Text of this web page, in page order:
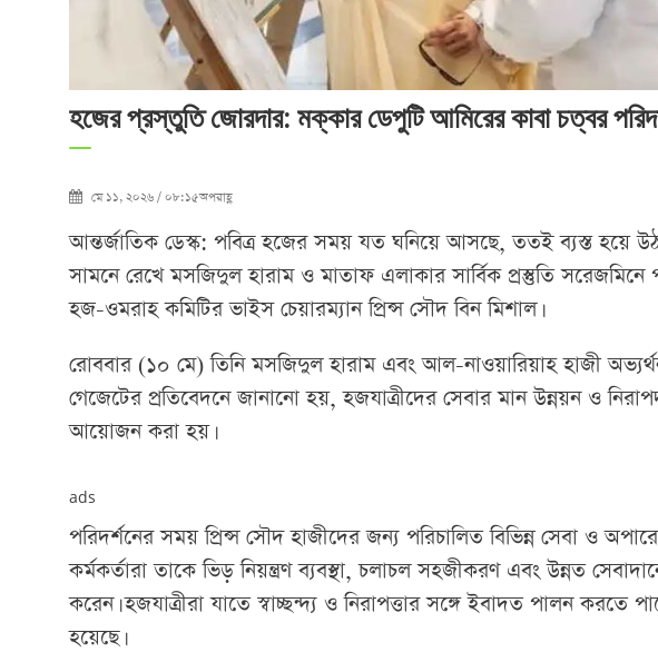
হজের প্রস্তুতি জোরদার: মক্কার ডেপুটি আমিরের কাবা চত্বর
মে ১১, ২০২৬ / ০৮:১৫অপরাহ্ণ
আন্তর্জাতিক ডেস্ক: পবিত্র হজের সময় যত ঘনিয়ে আসছে, ততই ব্যস্ত হয়ে
সামনে রেখে মসজিদুল হারাম ও মাতাফ এলাকার সার্বিক প্রস্তুতি
হজ-ওমরাহ কমিটির ভাইস চেয়ারম্যান প্রিন্স সৌদ বিন মিশাল।
রোববার (১০ মে) তিনি মসজিদুল হারাম এবং আল-নাওয়ারিয়াহ হাজী
গেজেটের প্রতিবেদনে জানানো হয়, হজযাত্রীদের সেবার মান উন্নয়ন ও
আয়োজন করা হয়।
ads
পরিদর্শনের সময় প্রিন্স সৌদ হাজীদের জন্য পরিচালিত বিভিন্ন সেবা ও
কর্মকর্তারা তাকে ভিড় নিয়ন্ত্রণ ব্যবস্থা, চলাচল সহজীকরণ এবং উন্নত
করেন। হজযাত্রীরা যাতে স্বাচ্ছন্দ্য ও নিরাপত্তার সঙ্গে ইবাদত পালন করতে
হয়েছে।